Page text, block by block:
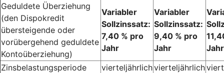
Geduldete Überziehung
(den Dispokredit
übersteigende oder
vorübergehend geduldete
Kontoüberziehung)
Variabler
Sollzinssatz:
7,40 % pro
Jahr
Variabler
Sollzinssatz:
9,40 % pro
Jahr
Jahr
Zinsbelastungsperiode
vierteljährlichvierteljährlich